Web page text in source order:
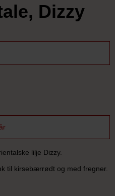
Dizzy
lilje Dizzy.
til kirsebærrødt og med fregner.